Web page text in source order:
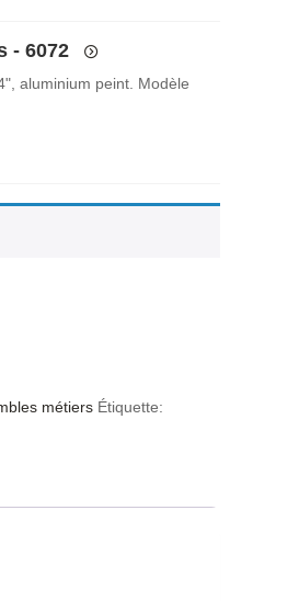
- 6072
aluminium peint. Modèle
métiers Étiquette: